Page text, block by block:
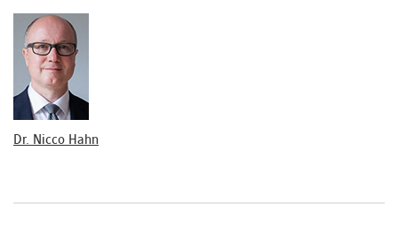
Wettbewerbsverbote und Verschwiegenheit
Abfindungsbemessung und -begrenzung
Unternehmensbewertung: Substanzwert und Ertragswert
Sonderfragen bei Mitarbeiterbeteiligung
Managermodell und Mitarbeitermodell
Arbeitsrechtliche Vorgaben
Vorgaben des II. Zivilsenats des BGH
Dr. Nicco Hahn